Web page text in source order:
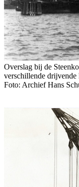
Overslag bij de
verschillende drijvende
Foto: Archief Hans